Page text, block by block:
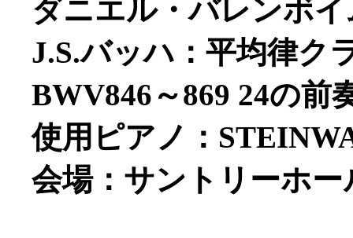
ダニエル・バレンボ
J.S.バッハ：平均律ク
BWV846～869 24の前
使用ピアノ：
会場：サントリーホー